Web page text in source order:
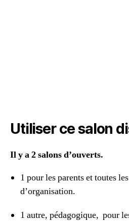
Utiliser ce salon
Il y a 2 salons d’ouverts.
1 pour les parents et toutes
d’organisation.
1 autre, pédagogique, pour